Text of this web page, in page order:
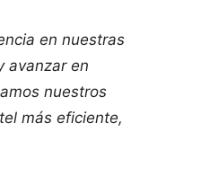
en nuestras
avanzar en
nuestros
más eficiente,